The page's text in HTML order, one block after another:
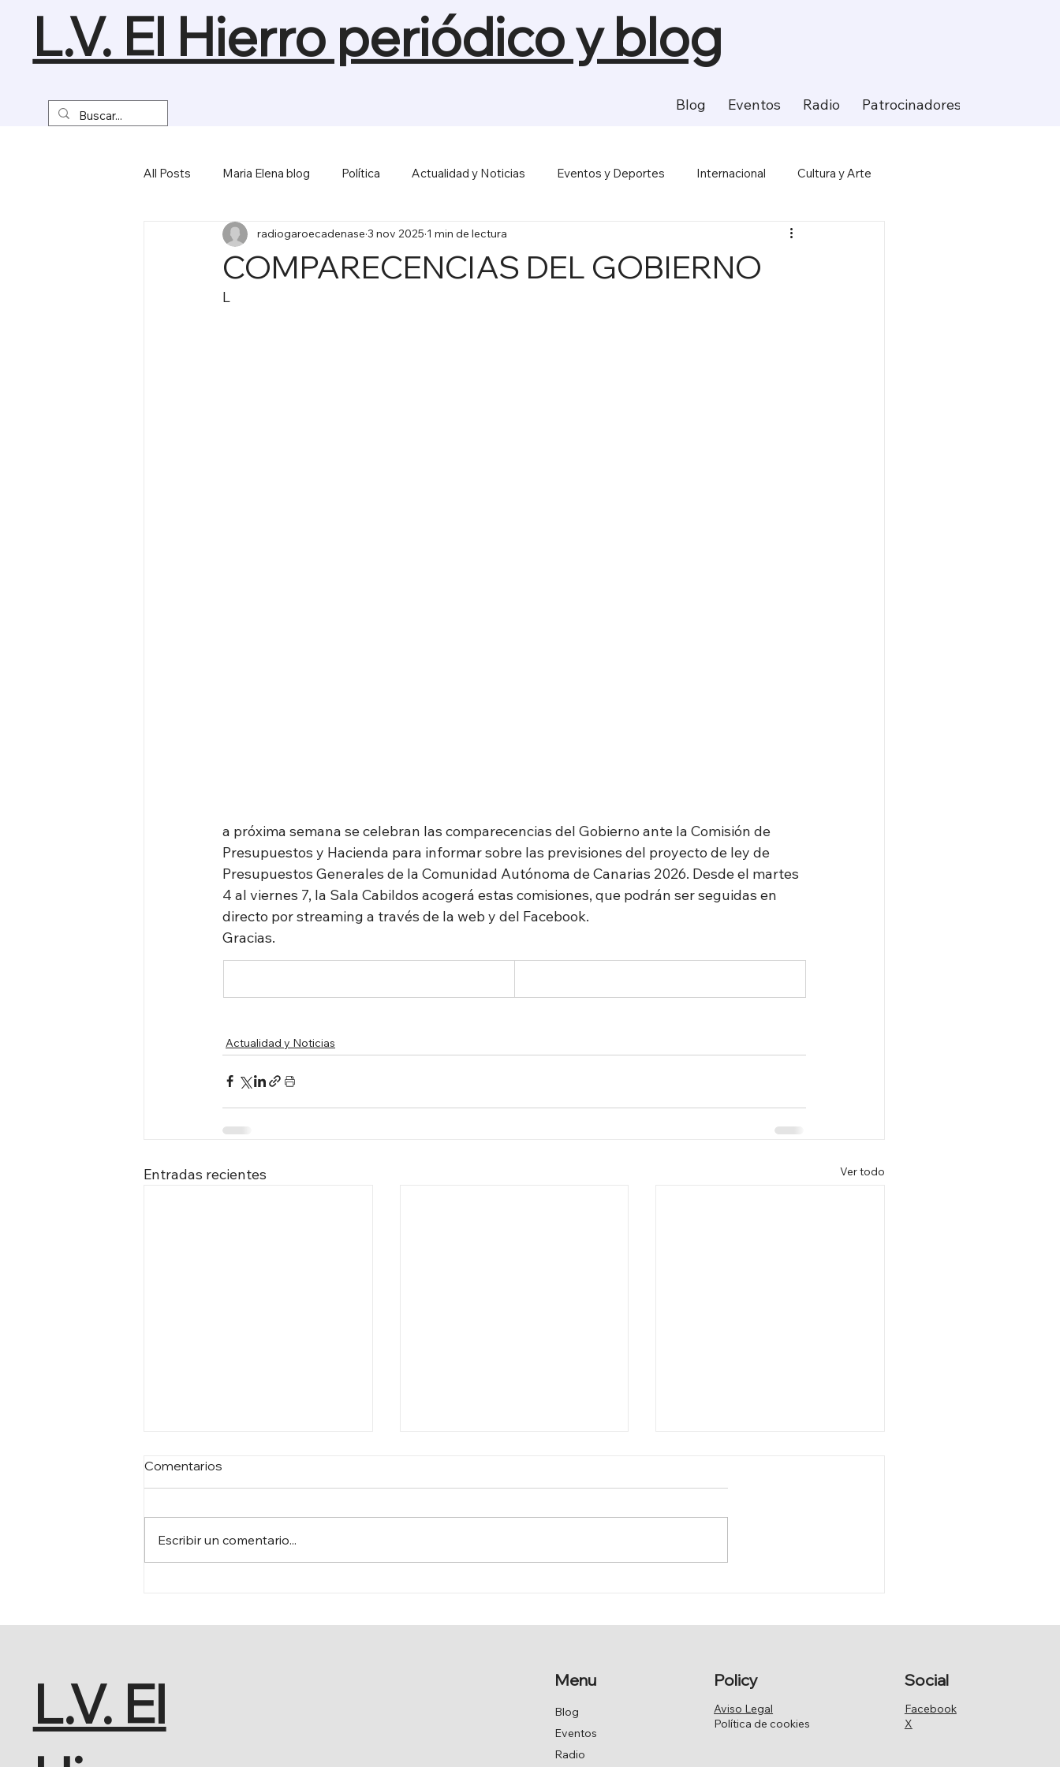
Blog Eventos Radio Patrocinadores
L.V. El Hierro periódico y blog
All Posts Maria Elena blog Política Actualidad y Noticias Eventos y Deportes Internacional Cultura y Arte
Turismo y Naturaleza Empresas y Economía Salud y Bienestar Ciencia y Tecnología
Miscelánea
COMPARECENCIAS DEL GOBIERNO
radiogaroecadenase 3 nov 2025 1 min de lectura
L
a próxima semana se celebran las comparecencias del Gobierno ante la Comisión de
Presupuestos y Hacienda para informar sobre las previsiones del proyecto de ley de
Presupuestos Generales de la Comunidad Autónoma de Canarias 2026. Desde el martes
4 al viernes 7, la Sala Cabildos acogerá estas comisiones, que podrán ser seguidas en
directo por streaming a través de la web y del Facebook.
Gracias.
Actualidad y Noticias
Entradas recientes Ver todo
HISTÓRICO
HIERRO
Comentarios
Escribir un comentario...
Facebook
X
Social
Aviso Legal
Política de cookies
Policy
Blog
Eventos
Radio
Menu
L.V. El